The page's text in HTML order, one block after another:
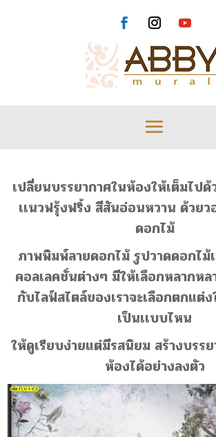
เปลี่ยนบรรยากาศในห้องให้เต็มไป
เเนวฟรุ้งฟริ้ง สีสันอ่อนหวาน ด้วยว
ดอกไม้
ภาพพิมพ์ลายดอกไม้ รูปวาดดอกไม้
คอลเลคชั่นต่างๆ มีให้เลือกหลากห
กับไลฟ์สไตล์ของเราจะเลือกตกแต่
เป็นเเบบไหน
ให้ดูเรียบง่ายแต่มีรสนิยม สร้างบรร
ห้องได้อย่างลงตัว